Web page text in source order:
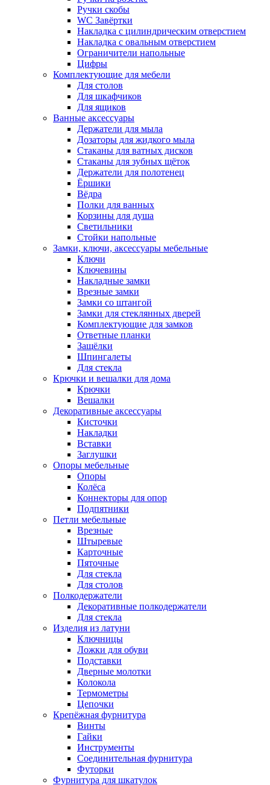
Ручки скобы
WC Завёртки
Накладка с цилиндрическим отверстием
Накладка с овальным отверстием
Ограничители напольные
Цифры
Комплектующие для мебели
Для столов
Для шкафчиков
Для ящиков
Ванные аксессуары
Держатели для мыла
Дозаторы для жидкого мыла
Стаканы для ватных дисков
Стаканы для зубных щёток
Держатели для полотенец
Ёршики
Вёдра
Полки для ванных
Корзины для душа
Светильники
Стойки напольные
Замки, ключи, аксессуары мебельные
Ключи
Ключевины
Накладные замки
Врезные замки
Замки со штангой
Замки для стеклянных дверей
Комплектующие для замков
Ответные планки
Защёлки
Шпингалеты
Для стекла
Крючки и вешалки для дома
Крючки
Вешалки
Декоративные аксессуары
Кисточки
Накладки
Вставки
Заглушки
Опоры мебельные
Опоры
Колёса
Коннекторы для опор
Подпятники
Петли мебельные
Врезные
Штыревые
Карточные
Пяточные
Для стекла
Для столов
Полкодержатели
Декоративные полкодержатели
Для стекла
Изделия из латуни
Ключницы
Ложки для обуви
Подставки
Дверные молотки
Колокола
Термометры
Цепочки
Крепёжная фурнитура
Винты
Гайки
Инструменты
Соединительная фурнитура
Футорки
Фурнитура для шкатулок